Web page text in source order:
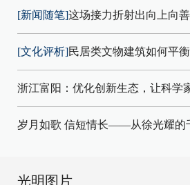
[新闻随笔]这场接力折射出向上向
[文化评析]民居类文物建筑如何平
浙江富阳：优化创新生态，让科学
岁月如歌 信短情长——从徐光耀的
光明图片